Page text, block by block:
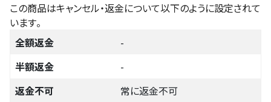
この商品はキャンセル・返金について以下のように設定されて
います。
全額返金
-
半額返金
-
返金不可
常に返金不可